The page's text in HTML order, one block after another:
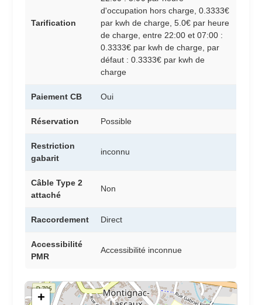
Tarification
d'occupation hors charge, 0.3333€
par kwh de charge, 5.0€ par heure
de charge, entre 22:00 et 07:00 :
0.3333€ par kwh de charge, par
défaut : 0.3333€ par kwh de
charge
Paiement CB Oui
Réservation Possible
Restriction
gabarit
inconnu
Câble Type 2
attaché
Non
Raccordement Direct
Accessibilité
PMR
Accessibilité inconnue
+